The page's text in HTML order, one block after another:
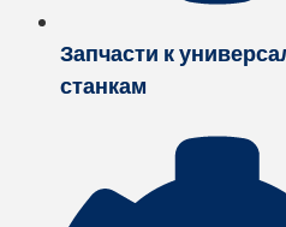
Запчасти к
станкам